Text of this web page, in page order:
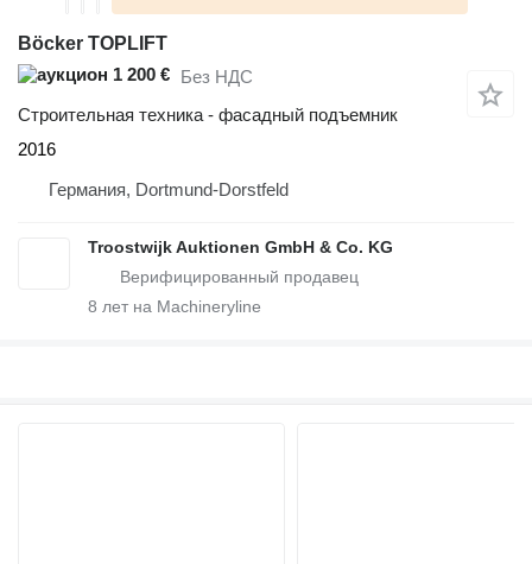
Böcker TOPLIFT
1 200 € Без НДС
Строительная техника - фасадный подъемник
2016
Германия, Dortmund-Dorstfeld
Troostwijk Auktionen GmbH & Co. KG
8 лет на Machineryline